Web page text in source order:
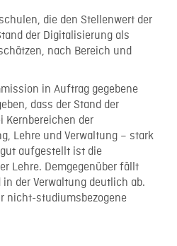
in Auftrag gegebene
dass der Stand der
Kernbereichen der
Lehre und Verwaltung – stark
aufgestellt ist die
Lehre. Demgegenüber fällt
der Verwaltung deutlich ab.
nicht-studiumsbezogene